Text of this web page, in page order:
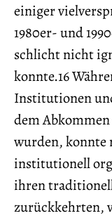
einiger
1980er- und
schlicht nicht
konnte.16
Institutionen
dem
wurden, konnte
institutionell
ihren
zurückkehrten,